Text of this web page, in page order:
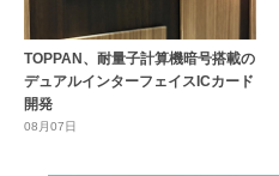
TOPPAN、耐量子計算機暗号搭載の
デュアルインターフェイスICカード
開発
08月07日